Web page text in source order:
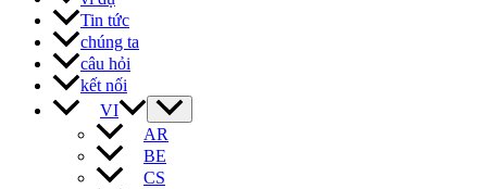
Tin tức
chúng ta
câu hỏi
kết nối
VI
AR
BE
CS